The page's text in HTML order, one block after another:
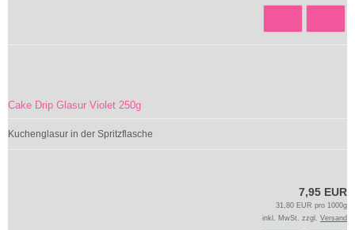
Cake Drip Glasur Violet 250g
Kuchenglasur in der Spritzflasche
7,95 EUR
31,80 EUR pro 1000g
inkl. MwSt. zzgl. Versand